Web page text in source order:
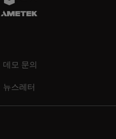
데모 문의
뉴스레터